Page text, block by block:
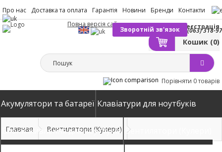
Про нас Доставка та оплата Гарантія Новини Бренди Контакти
(063) 318-
Зворотній зв'язок
Вхід Реєстрація
Кошик (0)
Повна версія сайту
Порівняти 0 товарів
Акумулятори та батареї Клавіатури для ноутбуків
Блоки живлення для ноутбуків Вентилятори (Кулери)
Главная Вентилятори (Кулери)